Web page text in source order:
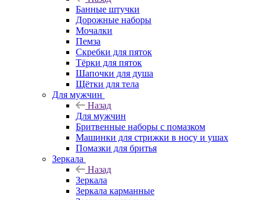
Банные штучки
Дорожные наборы
Мочалки
Пемза
Скребки для пяток
Тёрки для пяток
Шапочки для душа
Щётки для тела
Для мужчин
Назад
Для мужчин
Бритвенные наборы с помазком
Машинки для стрижки в носу и ушах
Помазки для бритья
Зеркала
Назад
Зеркала
Зеркала карманные